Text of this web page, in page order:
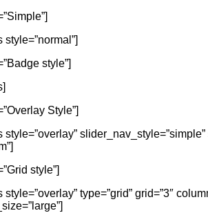
style”]
Style”]
style”]
type=”grid” grid=”3″